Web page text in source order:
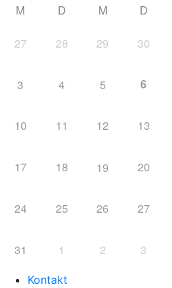
M D M D
27 28 29 30
3 4 5 6
10 11 12 13
17 18 19 20
24 25 26 27
31 1 2 3
Kontakt